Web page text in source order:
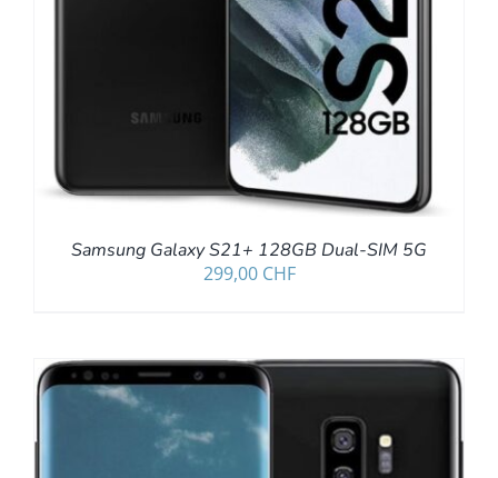
Samsung Galaxy S21+ 128GB Dual-SIM 5G
299,00 CHF